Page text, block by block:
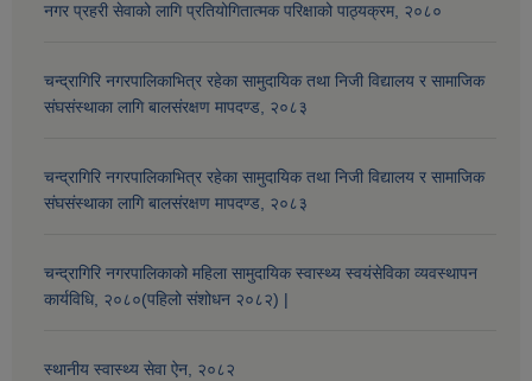
नगर प्रहरी सेवाको लागि प्रतियोगितात्मक परिक्षाको पाठ्यक्रम, २०८०
चन्द्रागिरि नगरपालिकाभित्र रहेका सामुदायिक तथा निजी विद्यालय र सामाजिक
संघसंस्थाका लागि बालसंरक्षण मापदण्ड, २०८३
चन्द्रागिरि नगरपालिकाभित्र रहेका सामुदायिक तथा निजी विद्यालय र सामाजिक
संघसंस्थाका लागि बालसंरक्षण मापदण्ड, २०८३
चन्द्रागिरि नगरपालिकाको महिला सामुदायिक स्वास्थ्य स्वयंसेविका व्यवस्थापन
कार्यविधि, २०८०(पहिलो संशोधन २०८२) |
स्थानीय स्वास्थ्य सेवा ऐन, २०८२